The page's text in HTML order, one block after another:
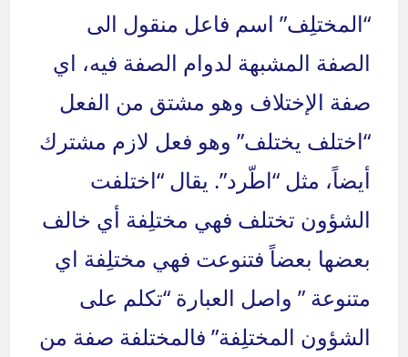
“المختلِف” اسم فاعل منقول الى
الصفة المشبهة لدوام الصفة فيه، اي
صفة الإختلاف وهو مشتق من الفعل
“اختلف يختلف” وهو فعل لازم مشترك
أيضاً، مثل “اطّرد”. يقال “اختلفت
الشؤون تختلف فهي مختلِفة أي خالف
بعضها بعضاً فتنوعت فهي مختلِفة اي
متنوعة ” واصل العبارة “تكلم على
الشؤون المختلِفة” فالمختلفة صفة من